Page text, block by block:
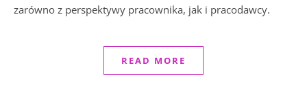
zarówno z perspektywy pracownika, jak i pracodawcy.
READ MORE